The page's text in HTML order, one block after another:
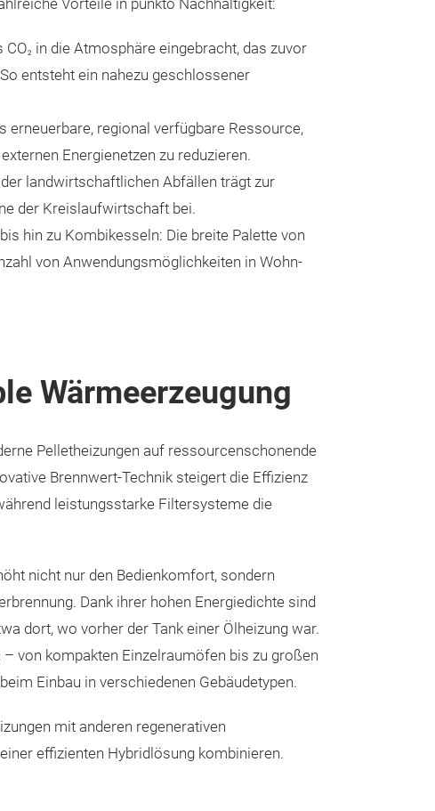
Vorteile in punkto Nachhaltigkeit:
CO2 in die Atmosphäre eingebracht, das zuvor
entsteht ein nahezu geschlossener
erneuerbare, regional verfügbare Ressource,
Energienetzen zu reduzieren.
landwirtschaftlichen Abfällen trägt zur
der Kreislaufwirtschaft bei.
hin zu Kombikesseln: Die breite Palette von
von Anwendungsmöglichkeiten in Wohn-
Wärmeerzeugung
Pelletheizungen auf ressourcenschonende
Brennwert-Technik steigert die Effizienz
leistungsstarke Filtersysteme die
nicht nur den Bedienkomfort, sondern
Dank ihrer hohen Energiedichte sind
dort, wo vorher der Tank einer Ölheizung war.
von kompakten Einzelraumöfen bis zu großen
Einbau in verschiedenen Gebäudetypen.
mit anderen regenerativen
effizienten Hybridlösung kombinieren.